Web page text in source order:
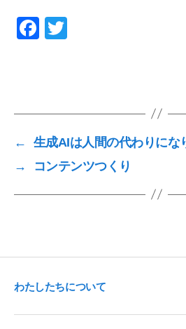
F
b
o
o
←
生成AIは人間の代わりにな
→
コンテンツつくり
わたしたちについて